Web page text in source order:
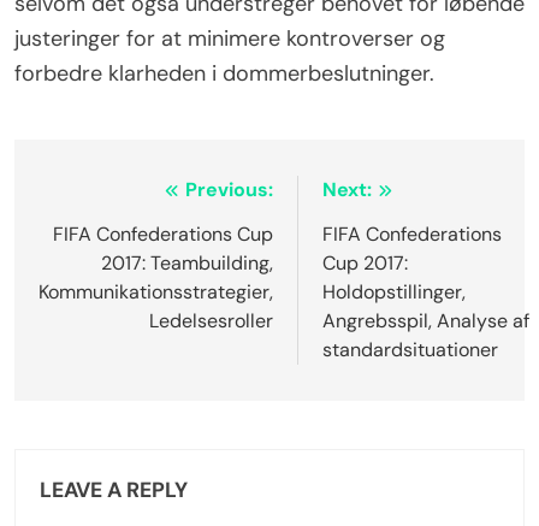
justeringer for at minimere kontroverser og
forbedre klarheden i dommerbeslutninger.
navigation
Previous:
FIFA Confederations Cup
2017: Teambuilding,
Kommunikationsstrategier,
Ledelsesroller
Next:
FIFA Confederations
Cup 2017:
Holdopstillinger,
Angrebsspil, Analyse af
standardsituationer
LEAVE A REPLY